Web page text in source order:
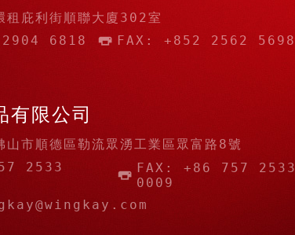
租庇利街順聯大廈302室
6818
FAX: +852 2562 5698
有限公司
山市順德區勒流眾湧工業區眾富路8號
2533
FAX: +86 757 2533
0009